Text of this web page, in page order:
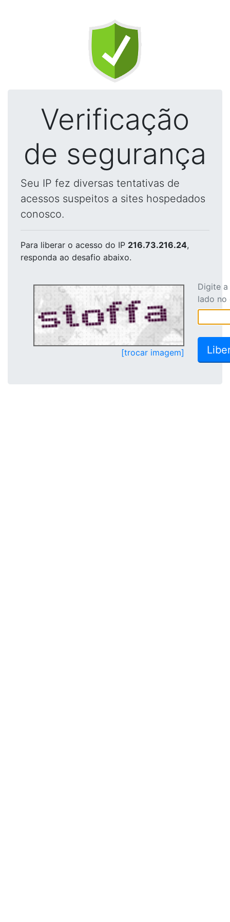
Verificação
de segurança
Seu IP fez diversas tentativas de
acessos suspeitos a sites hospedados
conosco.
Para liberar o acesso do IP 216.73.216.24,
responda ao desafio abaixo.
[trocar imagem]
Digite
lado no